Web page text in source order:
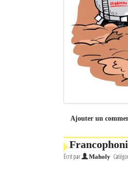
Ajouter un
Écrit par Maholy